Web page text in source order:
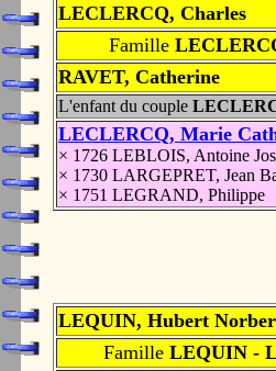
LECLERCQ, Charles
Famille
RAVET, Catherine
L'enfant du couple
LECLERCQ, Marie
× 1726 LEBLOIS, Antoine
× 1730 LARGEPRET, Jean
× 1751 LEGRAND, Philippe
LEQUIN, Hubert
FamilleLEQUIN -